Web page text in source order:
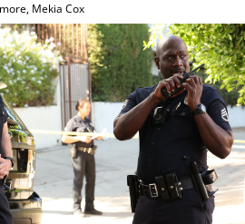
, Mekia Cox